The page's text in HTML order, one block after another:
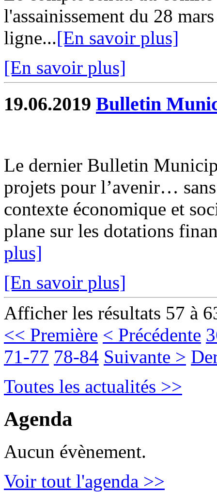
l'assainissement du 28
ligne...[En savoir plus]
[En savoir plus]
19.06.2019 Bulletin
Le dernier Bulletin
projets pour l’avenir…
contexte économique et
plane sur les dotations
plus]
[En savoir plus]
Afficher les résultats 57 à
<< Première < Précédente
71-77 78-84 Suivante >
Toutes les actualités >>
Agenda
Aucun évènement.
Voir tout l'agenda >>